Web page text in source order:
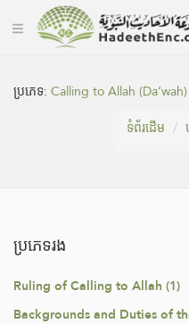
ប្រភេទ:Calling to Allah (Da‘wah)
ទំព័រ​ដេីម
ប្រភេទរង
Ruling of Calling to Allah (1)
Backgrounds and Duties of